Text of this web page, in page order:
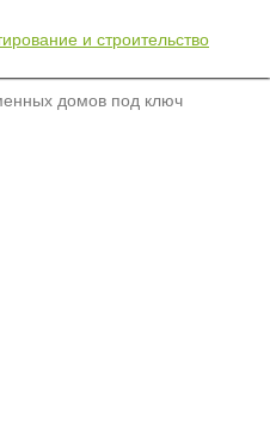
домов под ключ